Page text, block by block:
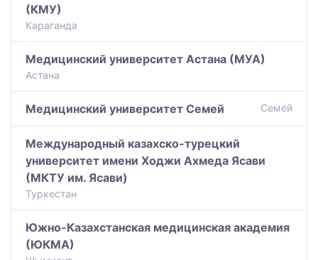
(КМУ)
Караганда
Медицинский университет Астана (МУА)
Астана
Медицинский университет Семей Семей
Международный казахско-турецкий
университет имени Ходжи Ахмеда Ясави
(МКТУ им. Ясави)
Туркестан
Южно-Казахстанская медицинская академия
(ЮКМА)